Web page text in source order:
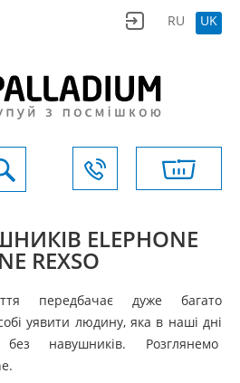
RU UK
ELEPHONE
REXSO
передбачає дуже багато
уявити людину, яка в наші дні
навушників. Розглянемо